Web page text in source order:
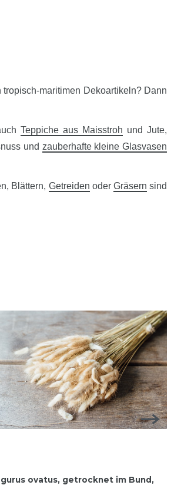
maritimen Dekoartikeln? Dann
Teppiche aus Maisstroh und Jute,
und zauberhafte kleine Glasvasen
Blättern, Getreiden oder Gräsern sind
ovatus, getrocknet im Bund,